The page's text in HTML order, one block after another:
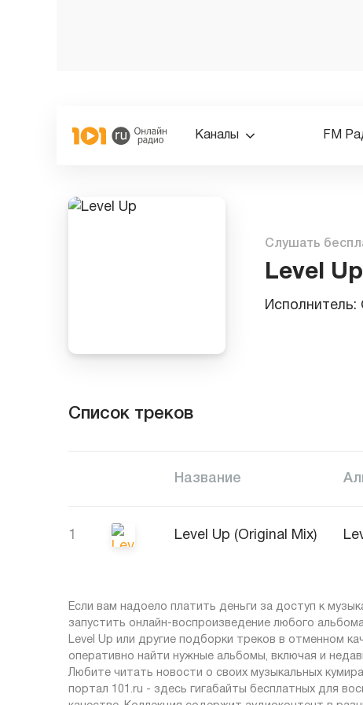
Каналы FM
Слушать
Level Up
Исполнитель:
Список треков
Название
1 Level Up (Original Mix)
Если вам надоело платить деньги за доступ к
запустить онлайн-воспроизведение любого
Level Up или другие подборки треков в отменном
оперативно найти нужные альбомы, включая и
Любите читать новости о своих музыкальных
портал 101.ru - здесь гигабайты бесплатных для